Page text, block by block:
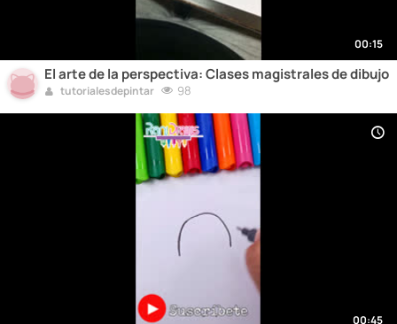
00:15
El arte de la perspectiva: Clases magistrales de dibujo
tutorialesdepintar 98
00:45